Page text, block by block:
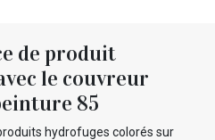
de produit
le couvreur
85
hydrofuges colorés sur